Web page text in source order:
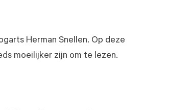
Herman Snellen. Op deze
moeilijker zijn om te lezen.